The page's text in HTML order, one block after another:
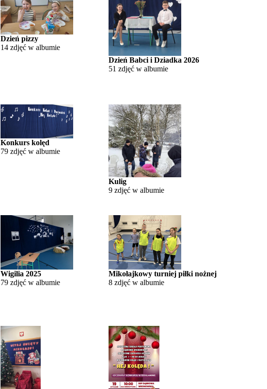
Dzień pizzy
14 zdjęć w albumie
Dzień Babci i Dziadka 2026
51 zdjęć w albumie
Konkurs kolęd
79 zdjęć w albumie
Kulig
9 zdjęć w albumie
Wigilia 2025
79 zdjęć w albumie
Mikołajkowy turniej piłki nożnej
8 zdjęć w albumie